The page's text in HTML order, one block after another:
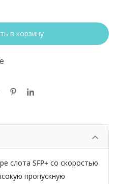
в корзину
слота SFP+ со скоростью
пропускную